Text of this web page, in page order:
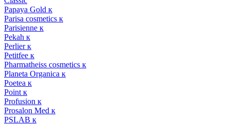
Papaya Gold к
Parisa cosmetics к
Parisienne к
Pekah к
Perlier к
Petitfee к
Pharmatheiss cosmetics к
Planeta Organica к
Poetea к
Point к
Profusion к
Prosalon Med к
PSLAB к